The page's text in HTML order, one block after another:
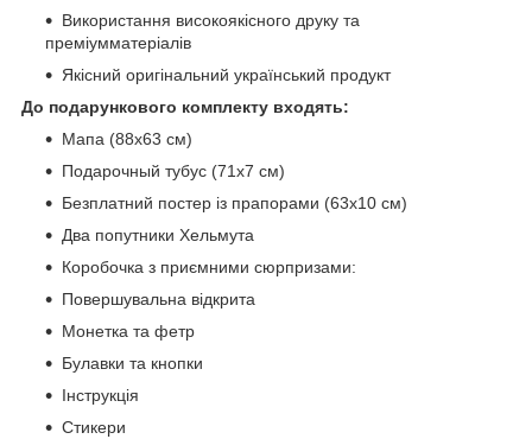
Використання високоякісного друку та
преміумматеріалів
Якісний оригінальний український продукт
До подарункового комплекту входять:
Мапа (88х63 см)
Подарочный тубус (71x7 см)
Безплатний постер із прапорами (63х10 см)
Два попутники Хельмута
Коробочка з приємними сюрпризами:
Повершувальна відкрита
Монетка та фетр
Булавки та кнопки
Інструкція
Стикери